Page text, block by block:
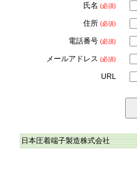
氏名 (必須)
住所 (必須)
電話番号 (必須)
メールアドレス (必須)
URL
日本圧着端子製造株式会社